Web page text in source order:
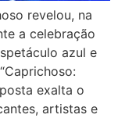
revelou, na
a celebração
azul e
exalta o
artistas e